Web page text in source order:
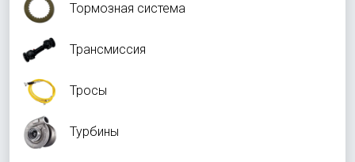
Тормозная система
Трансмиссия
Тросы
Турбины